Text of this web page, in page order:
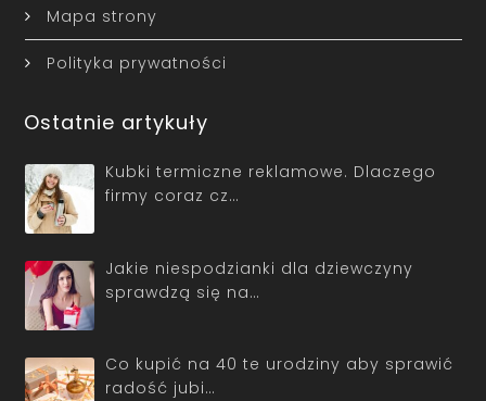
Mapa strony
Polityka prywatności
Ostatnie artykuły
Kubki termiczne reklamowe. Dlaczego
firmy coraz cz…
Jakie niespodzianki dla dziewczyny
sprawdzą się na…
Co kupić na 40 te urodziny aby sprawić
radość jubi…